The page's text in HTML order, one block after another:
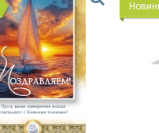
Новинка!